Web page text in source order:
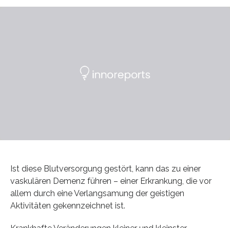
Ist diese Blutversorgung gestört, kann das zu einer
vaskulären Demenz führen – einer Erkrankung, die vor
allem durch eine Verlangsamung der geistigen
Aktivitäten gekennzeichnet ist.